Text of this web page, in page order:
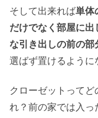
そして出来れば単体
だけでなく部屋に出
な引き出しの前の部
選ばず置けるように
クローゼットって
れ？前の家では入